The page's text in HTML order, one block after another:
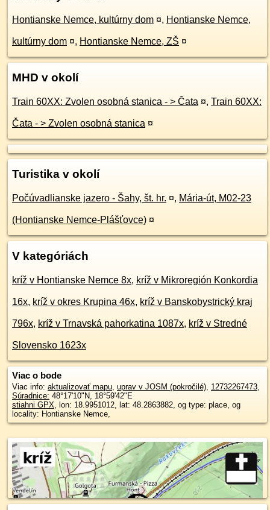
Hontianske Nemce, kultúrny dom ¤, Hontianske Nemce,
kultúrny dom ¤, Hontianske Nemce, ZŠ ¤
MHD v okolí
Train 60XX: Zvolen osobná stanica - > Čata ¤, Train 60XX:
Čata - > Zvolen osobná stanica ¤
Turistika v okolí
Počúvadlianske jazero - Šahy, št. hr. ¤, Mária-út, M02-23
(Hontianske Nemce-Plášťovce) ¤
V kategóriách
kríž v Hontianske Nemce 8x, kríž v Mikroregión Konkordia
16x, kríž v okres Krupina 46x, kríž v Banskobystrický kraj
796x, kríž v Trnavská pahorkatina 1087x, kríž v Stredné
Slovensko 1623x
Viac o bode
Viac info: aktualizovať mapu, uprav v JOSM (pokročilé), 12732267473,
Súradnice: 48°17'10"N, 18°59'42"E
stiahni GPX, lon: 18.9951012, lat: 48.2863882, og type: place, og
locality: Hontianske Nemce,